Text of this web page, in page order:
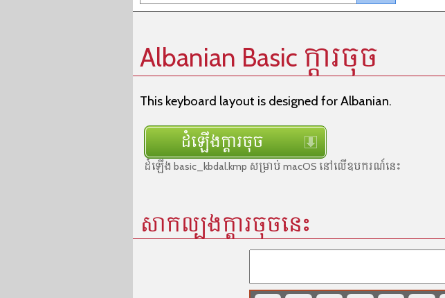
Albanian Basic ក្តារចុច
This keyboard layout is designed for Albanian.
ដំឡើងក្ដារចុច
ដំឡើង basic_kbdal.kmp សម្រាប់ macOS នៅលើឧបករណ៍នេះ
សាកល្បងក្ដារចុចនេះ